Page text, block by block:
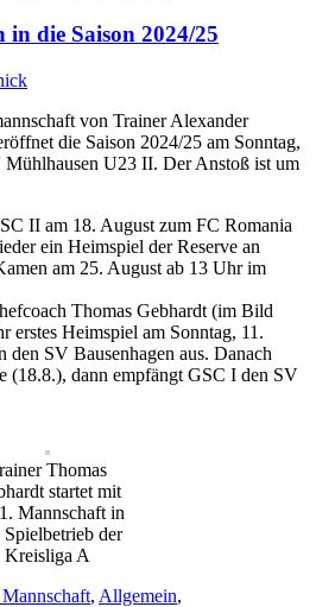
in die Saison 2024/25
von Trainer Alexander
die Saison 2024/25 am Sonntag,
Mühlhausen U23 II. Der Anstoß ist um
II am 18. August zum FC Romania
ein Heimspiel der Reserve an
am 25. August ab 13 Uhr im
Thomas Gebhardt (im Bild
erstes Heimspiel am Sonntag, 11.
den SV Bausenhagen aus. Danach
(18.8.), dann empfängt GSC I den SV
Thomas
startet mit
Mannschaft in
Spielbetrieb der
Kreisliga A
, Allgemein,